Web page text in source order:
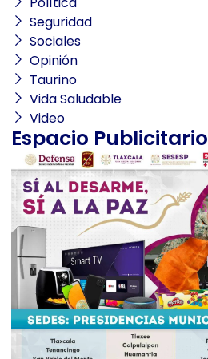
Seguridad
Sociales
Opinión
Taurino
Vida Saludable
Video
Espacio Publicitario